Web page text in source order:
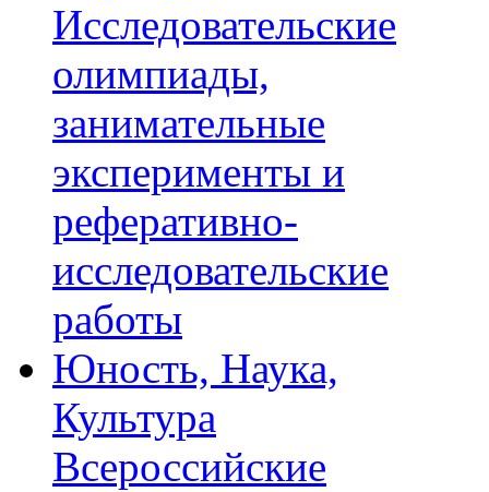
Исследовательские
олимпиады,
занимательные
эксперименты и
реферативно-
исследовательские
работы
Юность, Наука,
Культура
Всероссийские